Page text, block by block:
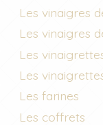
Les vinaigres
Les vinaigres
Les
Les
Les farines
Les coffrets